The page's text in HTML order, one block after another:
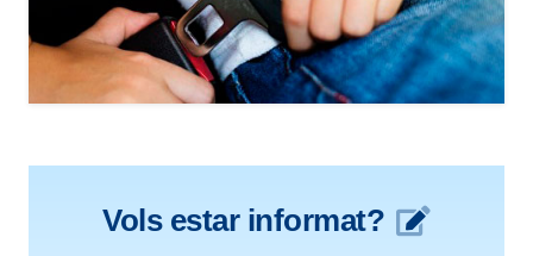
Vols estar informat?